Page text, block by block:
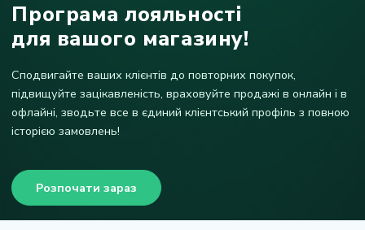
Програма лояльності
для вашого магазину!
Cподвигайте ваших клієнтів до повторних покупок,
підвищуйте зацікавленість, враховуйте продажі в онлайн і в
офлайні, зводьте все в єдиний клієнтський профіль з повною
історією замовлень!
Розпочати зараз